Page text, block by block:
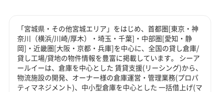
「宮城県・その他宮城エリア」をはじめ、首都圏[東京・神
奈川（横浜/川崎/厚木）・埼玉・千葉]・中部圏[愛知・静
岡]・近畿圏[大阪・京都・兵庫]を中心に、全国の貸し倉庫/
貸し工場/貸地の物件情報を豊富に掲載しています。 シーア
ールイーは、倉庫を中心とした 賃貸支援(リーシング)から、
物流施設の開発、オーナー様の倉庫運営・管理業務(プロパ
ティマネジメント)、中小型倉庫を中心とした 一括借上げ(マ